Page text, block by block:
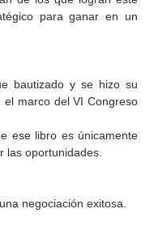
para ganar en un
bautizado y se hizo su
marco del VI Congreso
ese libro es únicamente
las oportunidades.
negociación exitosa.